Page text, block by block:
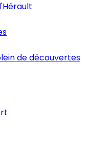
de découvertes